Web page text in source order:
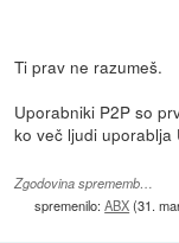
Ti prav ne razumeš.
Uporabniki P2P so
ko več ljudi uporablja
Zgodovina sprememb…
spremenilo:ABX(31.